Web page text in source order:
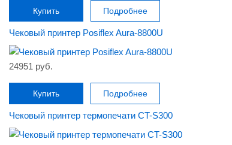
Купить Подробнее
Чековый принтер Posiflex Aura-8800U
24951 руб.
Купить Подробнее
Чековый принтер термопечати CT-S300